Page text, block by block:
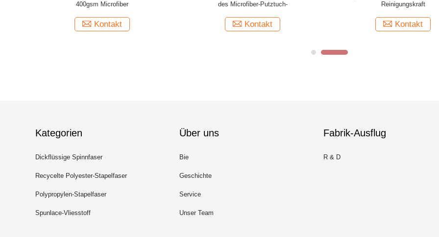
400gsm Microfiber
Kontakt
des Microfiber-Putztuch-
Kontakt
Reinigungskraft
Kontakt
Kategorien
Dickflüssige Spinnfaser
Recycelte Polyester-Stapelfaser
Polypropylen-Stapelfaser
Spunlace-Vliesstoff
Über uns
Bie
Geschichte
Service
Unser Team
Fabrik-Ausflug
R & D